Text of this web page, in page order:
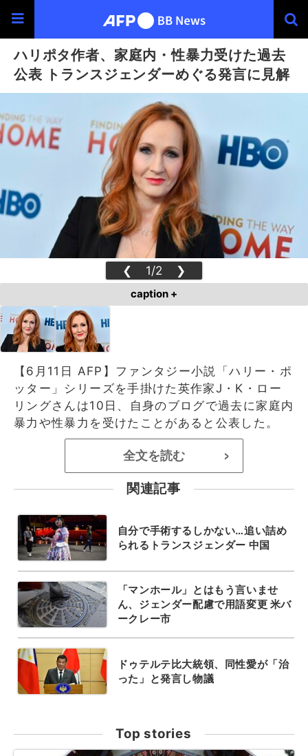
ハリポタ作者、家庭内・性暴力受けた過去
公表 トランスジェンダーめぐる発言に見解
❮ 1/2 ❯
caption +
【6月11日 AFP】ファンタジー小説「ハリー・ポ
ッター」シリーズを手掛けた英作家J・K・ロー
リングさんは10日、自身のブログで過去に家庭内
暴力や性暴力を受けたことがあると公表した。
全文を読む >
関連記事
自分で手術するしかない…追い詰め
られるトランスジェンダー 中国
「マンホール」とはもう言いませ
ん、ジェンダー配慮で用語変更 米バ
ークレー市
ドゥテルテ比大統領、同性愛が「治
った」と発言し物議
Top stories